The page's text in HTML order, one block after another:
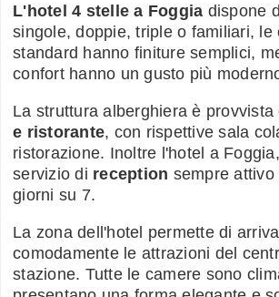
L'hotel 4 stelle a Foggia dispone
singole, doppie, triple o familiari, le
standard hanno finiture semplici,
confort hanno un gusto più
La struttura alberghiera è provvista
e ristorante, con rispettive sala
ristorazione. Inoltre l'hotel a
servizio di reception sempre
giorni su 7.
La zona dell'hotel permette di
comodamente le attrazioni del
stazione. Tutte le camere sono